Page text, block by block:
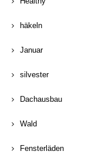
häkeln
Januar
silvester
Dachausbau
Wald
Fensterläden